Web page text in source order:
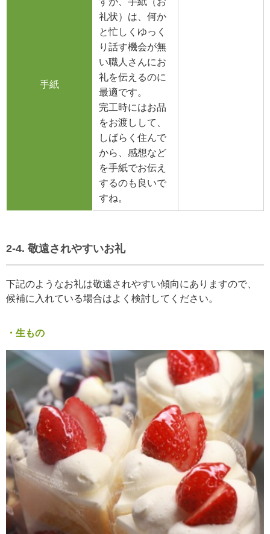
手紙
礼状）は、何か
と忙しくゆっく
り話す機会が無
い職人さんにお
礼を伝えるのに
最適です。
完工時にはお品
をお渡しして、
しばらく住んで
から、感想など
を手紙でお伝え
するのも良いで
すね。
2-4. 敬遠されやすいお礼
下記のようなお礼は敬遠されやすい傾向にありますので、
候補に入れている場合はよく検討してください。
・生もの